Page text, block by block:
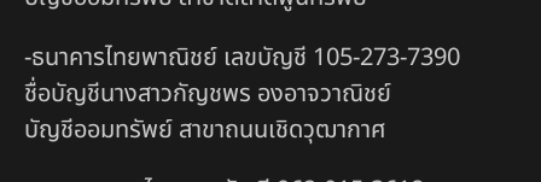
-ธนาคารไทยพาณิชย์ เลขบัญชี 105-273-7390
ชื่อบัญชีนางสาวกัญชพร องอาจวาณิชย์
บัญชีออมทรัพย์ สาขาถนนเชิดวุฒากาศ